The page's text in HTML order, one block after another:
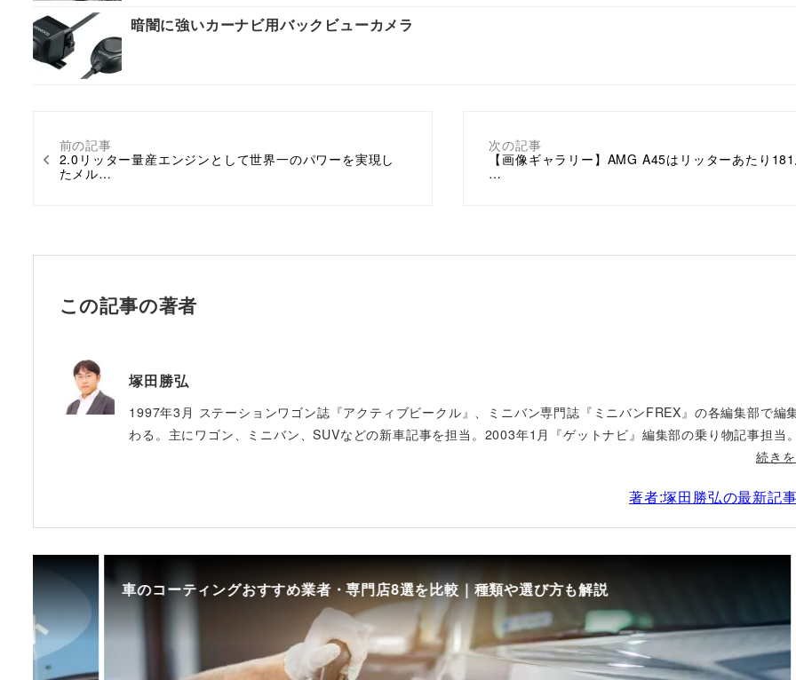
前の記事
2.0リッター量産エンジンとして世界一のパワーを実現し
たメル…
次の記事
【画像ギャラリー】AMG A45はリッターあたり
…
暗闇に強いカーナビ用バックビューカメラ
この記事の著者
塚田勝弘
1997年3月 ステーションワゴン誌『アクティブビークル』、ミニバン専門誌『ミニバンFREX』の各編集部で編
わる。主にワゴン、ミニバン、SUVなどの新車記事を担当。2003年1月『ゲットナビ』編集部の乗り物記事担当
続き
著者:塚田勝弘の最新記
車のコーティングおすすめ業者・専門店8選を比較｜種類や選び方も解説